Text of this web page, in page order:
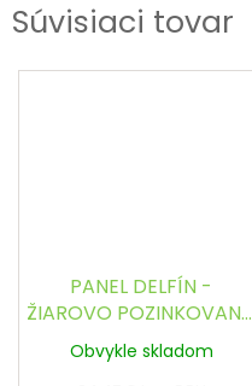
Súvisiaci tovar
PANEL DELFÍN -
ŽIAROVO POZINKOVANÝ,
1030 x 2500 / 200 x 50 /
5.0 mm
Obvykle skladom